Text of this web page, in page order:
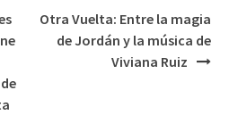
Otra Vuelta: Entre la magia
de Jordán y la música de
Viviana Ruiz